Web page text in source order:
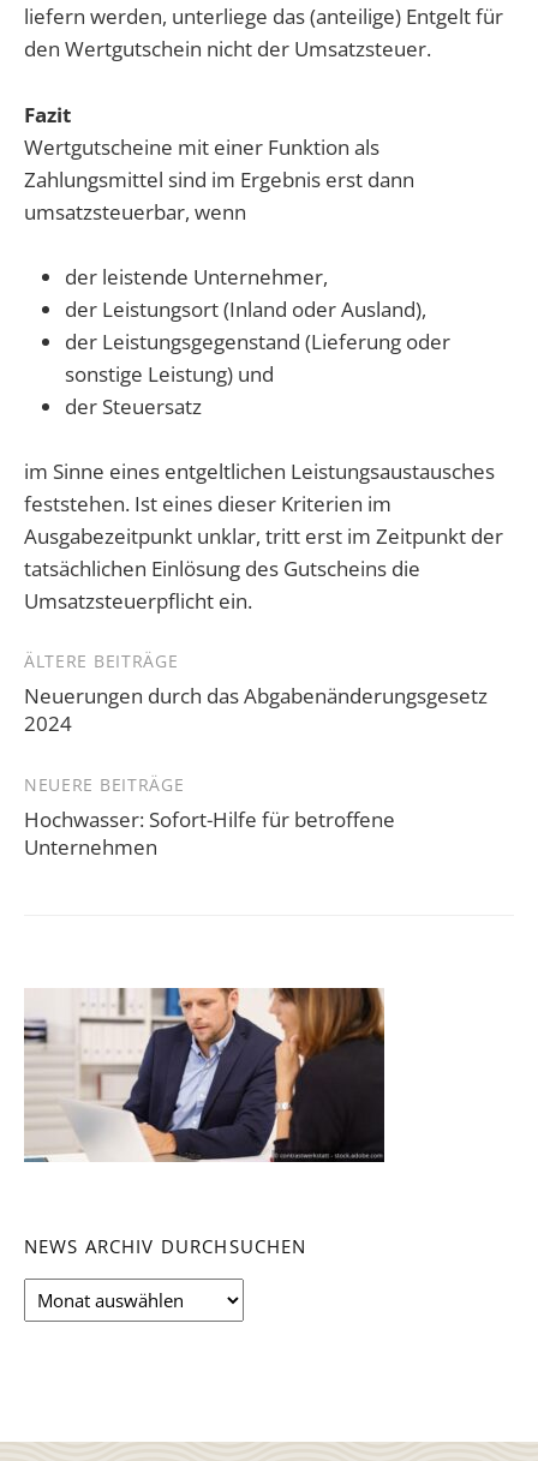
liefern werden, unterliege das (anteilige) Entgelt für
den Wertgutschein nicht der Umsatzsteuer.
Fazit
Wertgutscheine mit einer Funktion als
Zahlungsmittel sind im Ergebnis erst dann
umsatzsteuerbar, wenn
der leistende Unternehmer,
der Leistungsort (Inland oder Ausland),
der Leistungsgegenstand (Lieferung oder
sonstige Leistung) und
der Steuersatz
im Sinne eines entgeltlichen Leistungsaustausches
feststehen. Ist eines dieser Kriterien im
Ausgabezeitpunkt unklar, tritt erst im Zeitpunkt der
tatsächlichen Einlösung des Gutscheins die
Umsatzsteuerpflicht ein.
Beitragsnavigation
ÄLTERE BEITRÄGE
Neuerungen durch das Abgabenänderungsgesetz
2024
NEUERE BEITRÄGE
Hochwasser: Sofort-Hilfe für betroffene
Unternehmen
NEWS ARCHIV DURCHSUCHEN
News
Archiv